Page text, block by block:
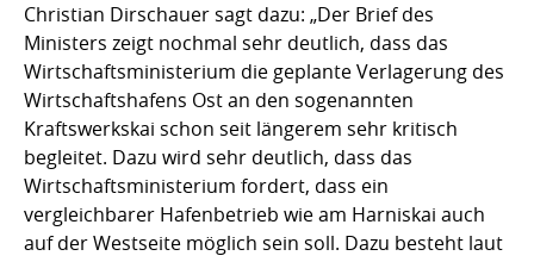
Christian Dirschauer sagt dazu: „Der Brief des
Ministers zeigt nochmal sehr deutlich, dass das
Wirtschaftsministerium die geplante Verlagerung des
Wirtschaftshafens Ost an den sogenannten
Kraftswerkskai schon seit längerem sehr kritisch
begleitet. Dazu wird sehr deutlich, dass das
Wirtschaftsministerium fordert, dass ein
vergleichbarer Hafenbetrieb wie am Harniskai auch
auf der Westseite möglich sein soll. Dazu besteht laut